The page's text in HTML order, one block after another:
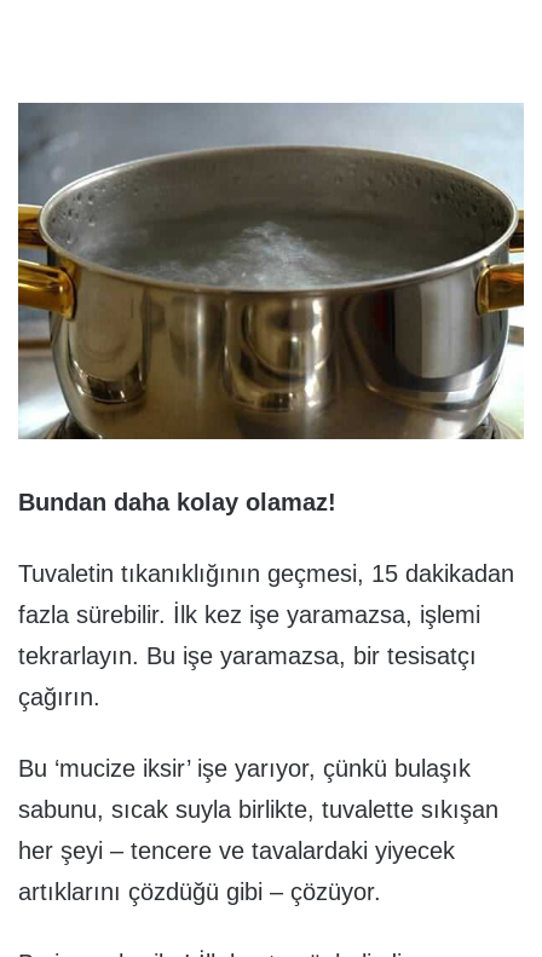
Bundan daha kolay olamaz!
Tuvaletin tıkanıklığının geçmesi, 15 dakikadan
fazla sürebilir. İlk kez işe yaramazsa, işlemi
tekrarlayın. Bu işe yaramazsa, bir tesisatçı
çağırın.
Bu ‘mucize iksir’ işe yarıyor, çünkü bulaşık
sabunu, sıcak suyla birlikte, tuvalette sıkışan
her şeyi – tencere ve tavalardaki yiyecek
artıklarını çözdüğü gibi – çözüyor.